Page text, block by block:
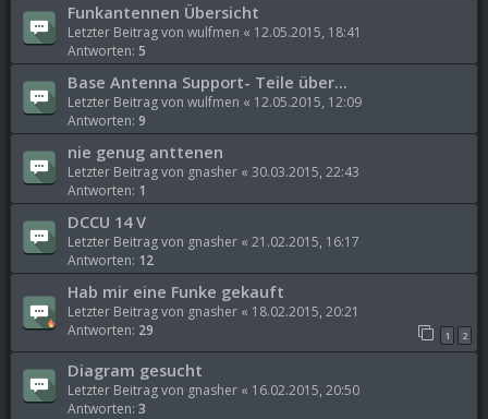
Funkantennen Übersicht
Letzter Beitrag von wulfmen « 12.05.2015, 18:41
Antworten: 5
Base Antenna Support- Teile über...
Letzter Beitrag von wulfmen « 12.05.2015, 12:09
Antworten: 9
nie genug anttenen
Letzter Beitrag von gnasher « 30.03.2015, 22:43
Antworten: 1
DCCU 14 V
Letzter Beitrag von gnasher « 21.02.2015, 16:17
Antworten: 12
Hab mir eine Funke gekauft
Letzter Beitrag von gnasher « 18.02.2015, 20:21
Antworten: 29 1 2
Diagram gesucht
Letzter Beitrag von gnasher « 16.02.2015, 20:50
Antworten: 3